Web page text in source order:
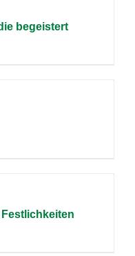
begeistert